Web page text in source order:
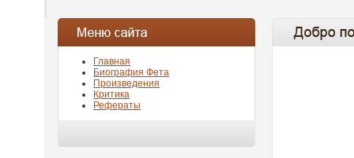
Главная
Биография Фета
Произведения
Критика
Рефераты